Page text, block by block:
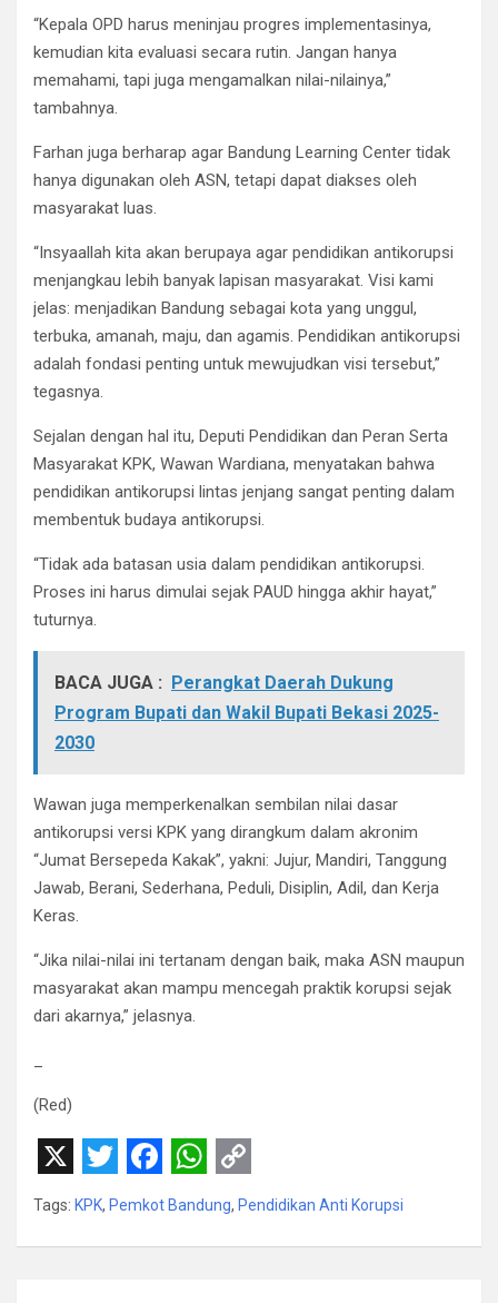
“Kepala OPD harus meninjau progres implementasinya,
kemudian kita evaluasi secara rutin. Jangan hanya
memahami, tapi juga mengamalkan nilai-nilainya,”
tambahnya.
Farhan juga berharap agar Bandung Learning Center tidak
hanya digunakan oleh ASN, tetapi dapat diakses oleh
masyarakat luas.
“Insyaallah kita akan berupaya agar pendidikan antikorupsi
menjangkau lebih banyak lapisan masyarakat. Visi kami
jelas: menjadikan Bandung sebagai kota yang unggul,
terbuka, amanah, maju, dan agamis. Pendidikan antikorupsi
adalah fondasi penting untuk mewujudkan visi tersebut,”
tegasnya.
Sejalan dengan hal itu, Deputi Pendidikan dan Peran Serta
Masyarakat KPK, Wawan Wardiana, menyatakan bahwa
pendidikan antikorupsi lintas jenjang sangat penting dalam
membentuk budaya antikorupsi.
“Tidak ada batasan usia dalam pendidikan antikorupsi.
Proses ini harus dimulai sejak PAUD hingga akhir hayat,”
tuturnya.
BACA JUGA : Perangkat Daerah Dukung
Program Bupati dan Wakil Bupati Bekasi 2025-
2030
Wawan juga memperkenalkan sembilan nilai dasar
antikorupsi versi KPK yang dirangkum dalam akronim
“Jumat Bersepeda Kakak”, yakni: Jujur, Mandiri, Tanggung
Jawab, Berani, Sederhana, Peduli, Disiplin, Adil, dan Kerja
Keras.
“Jika nilai-nilai ini tertanam dengan baik, maka ASN maupun
masyarakat akan mampu mencegah praktik korupsi sejak
dari akarnya,” jelasnya.
(Red)
X T
w
F W C
o
Tags: KPK, Pemkot Bandung, Pendidikan Anti Korupsi